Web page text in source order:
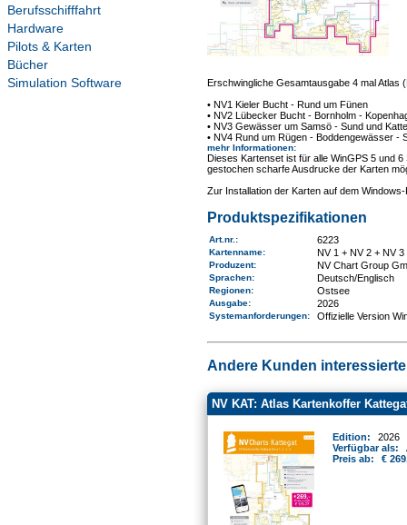
Berufsschifffahrt
Hardware
Pilots & Karten
Bücher
Simulation Software
Erschwingliche Gesamtausgabe 4 mal Atlas
• NV1 Kieler Bucht - Rund um Fünen
• NV2 Lübecker Bucht - Bornholm -
• NV3 Gewässer um Samsö - Sund und
• NV4 Rund um Rügen - Boddengewässer -
mehr Informationen:
Dieses Kartenset ist für alle WinGPS 5 und
gestochen scharfe Ausdrucke der Karten
Zur Installation der Karten auf dem
Produktspezifikationen
Art.nr. : 6223
Kartenname: NV 1 + NV 2 + NV 3
Produzent: NV Chart Group
Sprachen: Deutsch/Englisch
Regionen: Ostsee
Ausgabe: 2026
Systemanforderungen: Offizielle Version
Andere Kunden
NV KAT: Atlas Kartenkoffer
Edition:
2026
Verfügbar als:
Preis ab:
€